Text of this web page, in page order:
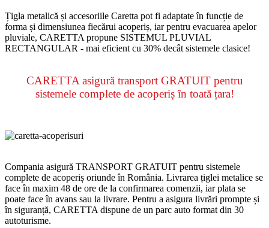
Țigla metalică și accesoriile Caretta pot fi adaptate în funcție de
forma și dimensiunea fiecărui acoperiș, iar pentru evacuarea apelor
pluviale, CARETTA propune SISTEMUL PLUVIAL
RECTANGULAR - mai eficient cu 30% decât sistemele clasice!
CARETTA asigură transport GRATUIT pentru
sistemele complete de acoperiș în toată țara!
Compania asigură TRANSPORT GRATUIT pentru sistemele
complete de acoperiș oriunde în România. Livrarea țiglei metalice se
face în maxim 48 de ore de la confirmarea comenzii, iar plata se
poate face în avans sau la livrare. Pentru a asigura livrări prompte și
în siguranță, CARETTA dispune de un parc auto format din 30
autoturisme.